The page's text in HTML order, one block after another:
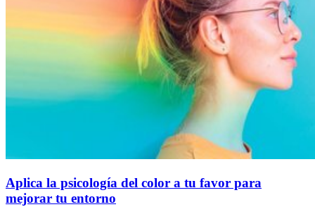
Aplica la psicología del color a tu favor para
mejorar tu entorno